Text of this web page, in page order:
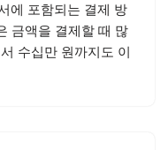
에 포함되는 결제 방
금액을 결제할 때 많
수십만 원까지도 이